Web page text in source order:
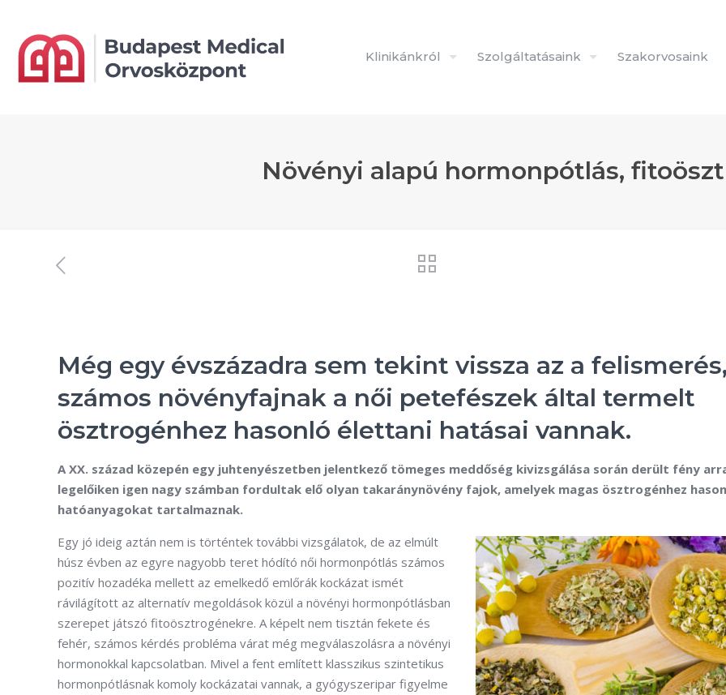
Klinikánkról Szolgáltatásaink Szakorvosaink
Növényi alapú hormonpótlás,
Még egy évszázadra sem tekint vissza az a
számos növényfajnak a női petefészek által termelt
ösztrogénhez hasonló élettani hatásai vannak.
A XX. század közepén egy juhtenyészetben jelentkező tömeges meddőség kivizsgálása során derült fény
legelőiken igen nagy számban fordultak elő olyan takaránynövény fajok, amelyek magas ösztrogénhez
hatóanyagokat tartalmaznak.
Egy jó ideig aztán nem is történtek további vizsgálatok, de az elmúlt
húsz évben az egyre nagyobb teret hódító női hormonpótlás számos
pozitív hozadéka mellett az emelkedő emlőrák kockázat ismét
rávilágított az alternatív megoldások közül a növényi hormonpótlásban
szerepet játszó fitoösztrogénekre. A képelt nem tisztán fekete és
fehér, számos kérdés probléma várat még megválaszolásra a növényi
hormonokkal kapcsolatban. Mivel a fent említett klasszikus szintetikus
hormonpótlásnak komoly kockázatai vannak, a gyógyszeripar figyelme